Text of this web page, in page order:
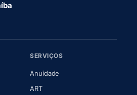
em nova aba)
em nova aba)
SERVIÇOS
Anuidade
ART(abre em nova aba)